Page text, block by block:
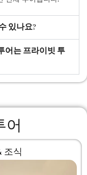
있나요?
어는 프라이빗 투
어
조식